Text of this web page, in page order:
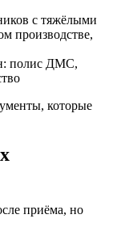
с тяжёлыми
производстве,
полис ДМС,
которые
приёма, но